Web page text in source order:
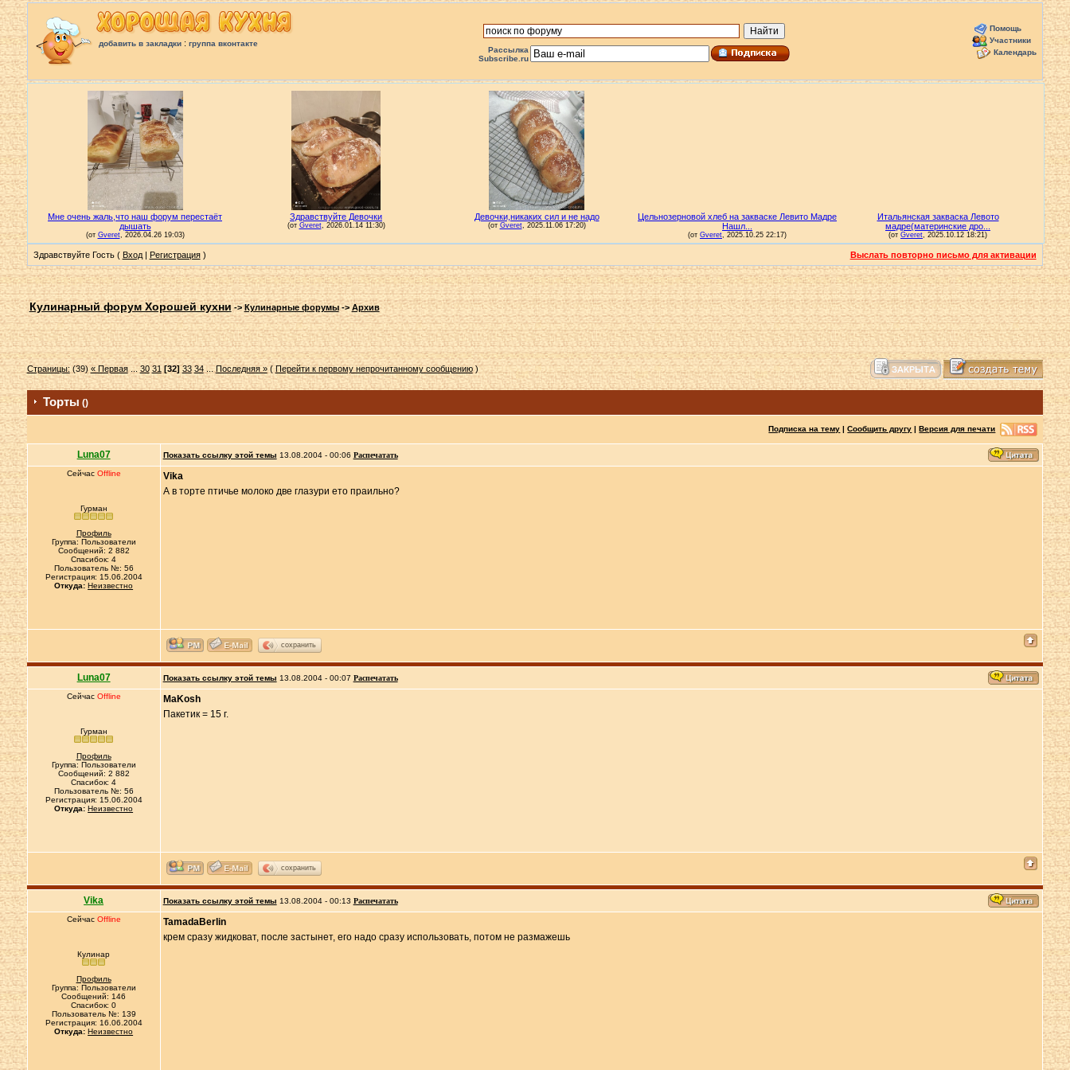
добавить в закладки: группа вконтакте
Рассылка
Subscribe.ru
Помощь
Участники
Календарь
Здравствуйте Гость ( Вход| Регистрация) Выслать повторно письмо для активации
Кулинарный форум Хорошей кухни->Кулинарные форумы->Архив
Страницы:(39)« Первая...30 31 [32] 33 34...Последняя »(Перейти к первому непрочитанному сообщению)
Торты ()
Подписка на тему |Сообщить другу |Версия для печати
Luna07 Показать ссылку этой темы 13.08.2004 - 00:06 Распечатать
Сейчас Offline
Гурман
Профиль
Группа: Пользователи
Сообщений: 2 882
Спасибок: 4
Пользователь №: 56
Регистрация: 15.06.2004
Откуда: Неизвестно
Vika
А в торте птичье молоко две глазури ето праильно?
сохранить
Luna07 Показать ссылку этой темы 13.08.2004 - 00:07 Распечатать
Сейчас Offline
Гурман
Профиль
Группа: Пользователи
Сообщений: 2 882
Спасибок: 4
Пользователь №: 56
Регистрация: 15.06.2004
Откуда: Неизвестно
MaKosh
Пакетик = 15 г.
сохранить
Vika Показать ссылку этой темы 13.08.2004 - 00:13 Распечатать
Сейчас Offline
Кулинар
Профиль
Группа: Пользователи
Сообщений: 146
Спасибок: 0
Пользователь №: 139
Регистрация: 16.06.2004
Откуда: Неизвестно
TamadaBerlin
крем сразу жидковат, после застынет, его надо сразу использовать, потом не размажешь